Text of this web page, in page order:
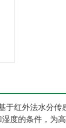
于红外法水分传
度的条件，为